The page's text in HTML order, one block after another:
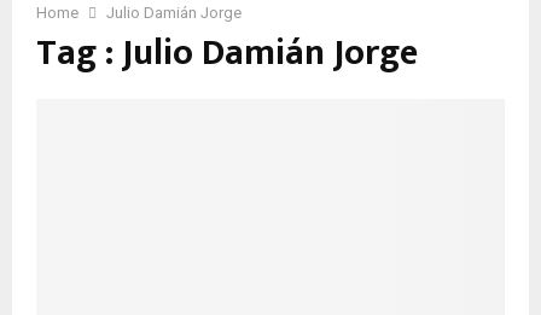
Home Julio Damián Jorge
Tag : Julio Damián Jorge